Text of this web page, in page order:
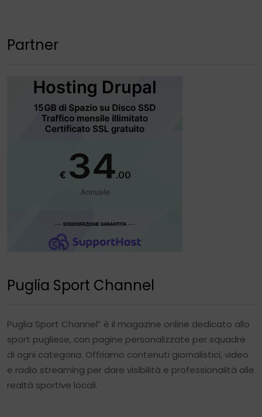
Partner
Puglia Sport Channel
Puglia Sport Channel” è il magazine online dedicato allo
sport pugliese, con pagine personalizzate per squadre
di ogni categoria. Offriamo contenuti giornalistici, video
e radio streaming per dare visibilità e professionalità alle
realtà sportive locali.